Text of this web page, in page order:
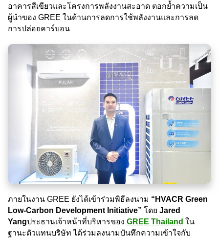
อาคารสีเขียวและโครงการพลังงานสะอาด ตอกย้ำความเป็น
ผู้นำของ GREE ในด้านการลดการใช้พลังงานและการลด
การปล่อยคาร์บอน
ภายในงาน GREE ยังได้เข้าร่วมพิธีลงนาม “HVACR Green
Low-Carbon Development Initiative” โดย Jared
Yangประธานเจ้าหน้าที่บริหารของ GREE Thailand ใน
ฐานะตัวแทนบริษัท ได้ร่วมลงนามบันทึกความเข้าใจกับ